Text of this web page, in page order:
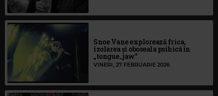
Snoe Vane explorează frica,
izolarea și oboseala psihică în
„tongue_jaw”
VINERI, 27 FEBRUARIE 2026